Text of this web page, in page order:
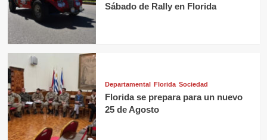
Sábado de Rally en Florida
Departamental Florida Sociedad
Florida se prepara para un nuevo
25 de Agosto